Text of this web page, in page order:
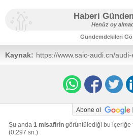
Haberi
Henüz oy
Gündemdekileri
Kaynak: https://www.saic-audi.cn/
Abone ol
Şu anda 1 misafirin görüntülediği bu içeriğe
(0,297 sn.)